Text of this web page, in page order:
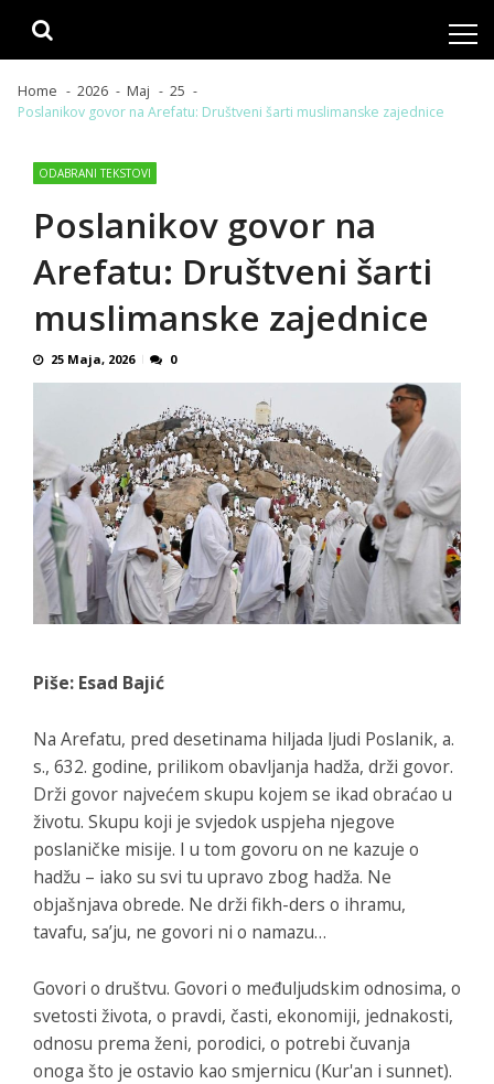
Home 2026 Maj
25
Poslanikov govor na Arefatu: Društveni šarti muslimanske zajednice
ODABRANI TEKSTOVI
Poslanikov govor na
Arefatu: Društveni šarti
muslimanske zajednice
25 Maja, 2026 0
Piše: Esad Bajić
Na Arefatu, pred desetinama hiljada ljudi Poslanik, a.
s., 632. godine, prilikom obavljanja hadža, drži govor.
Drži govor najvećem skupu kojem se ikad obraćao u
životu. Skupu koji je svjedok uspjeha njegove
poslaničke misije. I u tom govoru on ne kazuje o
hadžu – iako su svi tu upravo zbog hadža. Ne
objašnjava obrede. Ne drži fikh-ders o ihramu,
tavafu, sa’ju, ne govori ni o namazu…
Govori o društvu. Govori o međuljudskim odnosima, o
svetosti života, o pravdi, časti, ekonomiji, jednakosti,
odnosu prema ženi, porodici, o potrebi čuvanja
onoga što je ostavio kao smjernicu (Kur'an i sunnet).